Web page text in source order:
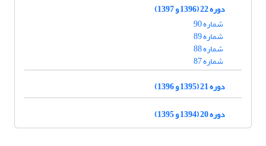
دوره 22 (1396 و 1397)
شماره 90
شماره 89
شماره 88
شماره 87
دوره 21 (1395 و 1396)
دوره 20 (1394 و 1395)